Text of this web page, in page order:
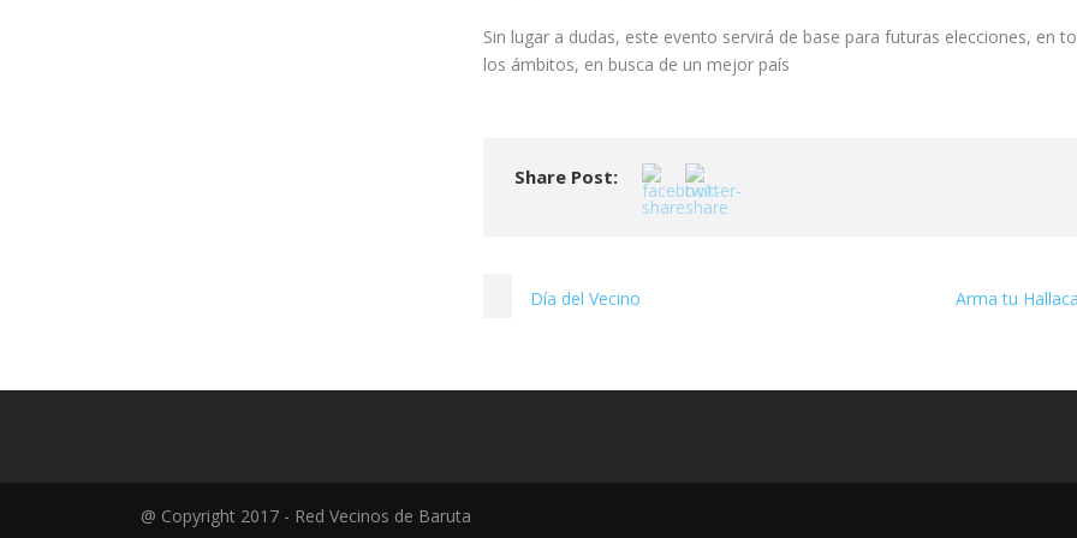
Sin lugar a dudas, este evento servirá de base para futuras elecciones, en
los ámbitos, en busca de un mejor país
Share Post:
Día del Vecino Arma tu Hallaca
@ Copyright 2017 - Red Vecinos de Baruta